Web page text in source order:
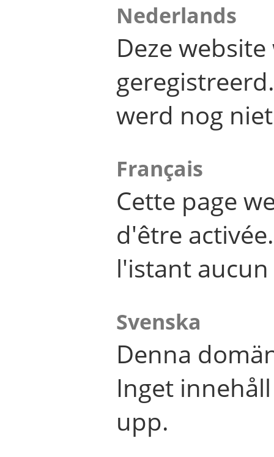
Nederlands
Deze
werd nog
Français
Cette page
d'être
l'istant
Svenska
Denna
Inget
upp.